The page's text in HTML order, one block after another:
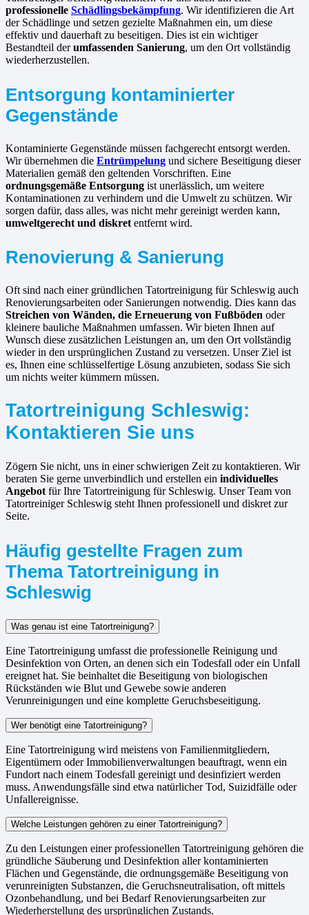
professionelle Schädlingsbekämpfung. Wir identifizieren die Art
der Schädlinge und setzen gezielte Maßnahmen ein, um diese
effektiv und dauerhaft zu beseitigen. Dies ist ein wichtiger
Bestandteil derumfassenden Sanierung, um den Ort vollständig
wiederherzustellen.
Entsorgung kontaminierter
Gegenstände
Kontaminierte Gegenstände müssen fachgerecht entsorgt werden.
Wir übernehmen die Entrümpelung und sichere Beseitigung dieser
Materialien gemäß den geltenden Vorschriften. Eine
ordnungsgemäße Entsorgung ist unerlässlich, um weitere
Kontaminationen zu verhindern und die Umwelt zu schützen. Wir
sorgen dafür, dass alles, was nicht mehr gereinigt werden kann,
umweltgerecht und diskret entfernt wird.
Renovierung & Sanierung
Oft sind nach einer gründlichen Tatortreinigung für Schleswig auch
Renovierungsarbeiten oder Sanierungen notwendig. Dies kann das
Streichen von Wänden, die Erneuerung von Fußböden oder
kleinere bauliche Maßnahmen umfassen. Wir bieten Ihnen auf
Wunsch diese zusätzlichen Leistungen an, um den Ort vollständig
wieder in den ursprünglichen Zustand zu versetzen. Unser Ziel ist
es, Ihnen eine schlüsselfertige Lösung anzubieten, sodass Sie sich
um nichts weiter kümmern müssen.
Tatortreinigung Schleswig:
Kontaktieren Sie uns
Zögern Sie nicht, uns in einer schwierigen Zeit zu kontaktieren. Wir
beraten Sie gerne unverbindlich und erstellen ein individuelles
Angebot für Ihre Tatortreinigung für Schleswig. Unser Team von
Tatortreiniger Schleswig steht Ihnen professionell und diskret zur
Seite.
Häufig gestellte Fragen zum
Thema Tatortreinigung in
Schleswig
Was genau ist eine Tatortreinigung?
Eine Tatortreinigung umfasst die professionelle Reinigung und
Desinfektion von Orten, an denen sich ein Todesfall oder ein Unfall
ereignet hat. Sie beinhaltet die Beseitigung von biologischen
Rückständen wie Blut und Gewebe sowie anderen
Verunreinigungen und eine komplette Geruchsbeseitigung.
Wer benötigt eine Tatortreinigung?
Eine Tatortreinigung wird meistens von Familienmitgliedern,
Eigentümern oder Immobilienverwaltungen beauftragt, wenn ein
Fundort nach einem Todesfall gereinigt und desinfiziert werden
muss. Anwendungsfälle sind etwa natürlicher Tod, Suizidfälle oder
Unfallereignisse.
Welche Leistungen gehören zu einer Tatortreinigung?
Zu den Leistungen einer professionellen Tatortreinigung gehören die
gründliche Säuberung und Desinfektion aller kontaminierten
Flächen und Gegenstände, die ordnungsgemäße Beseitigung von
verunreinigten Substanzen, die Geruchsneutralisation, oft mittels
Ozonbehandlung, und bei Bedarf Renovierungsarbeiten zur
Wiederherstellung des ursprünglichen Zustands.